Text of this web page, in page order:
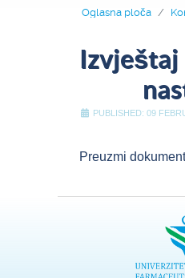
Oglasna ploča
Izvještaj
PUBLISHED: 09
Preuzmi